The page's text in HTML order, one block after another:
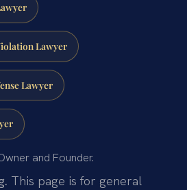
Lawyer
Lawyer
and Founder.
This page is for general